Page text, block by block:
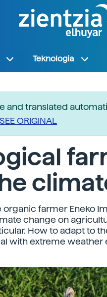
Teknologia
and translated
SEE ORIGINAL
farmer Eneko
change on
How to adapt to
with extreme weather